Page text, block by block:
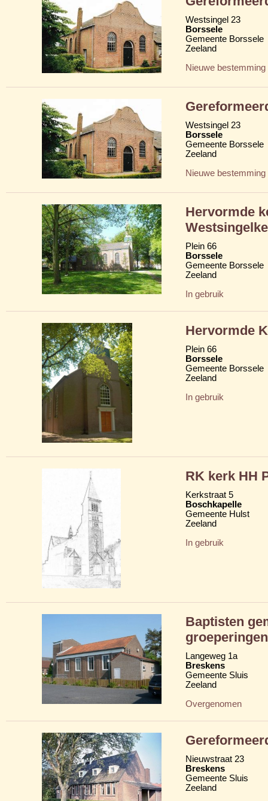
Westsingel 23
Borssele
Gemeente Borssele
Zeeland
Nieuwe bestemming
Westsingel 23
Borssele
Gemeente Borssele
Zeeland
Nieuwe bestemming
Hervormde
Plein 66
Borssele
Gemeente Borssele
Zeeland
In gebruik
Hervormde
Plein 66
Borssele
Gemeente Borssele
Zeeland
In gebruik
RK kerk HH
Kerkstraat 5
Boschkapelle
Gemeente Hulst
Zeeland
In gebruik
Baptisten
groeperingen
Langeweg 1a
Breskens
Gemeente Sluis
Zeeland
Overgenomen
Nieuwstraat 23
Breskens
Gemeente Sluis
Zeeland